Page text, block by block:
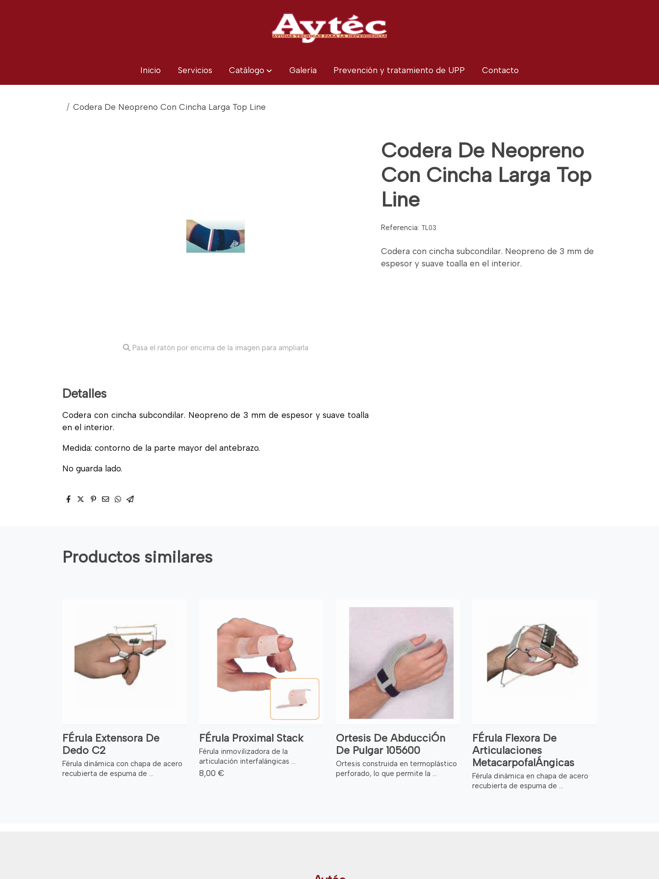
Inicio Servicios Catálogo Galería Prevención y tratamiento de UPP Contacto
Codera De Neopreno Con Cincha Larga Top Line
Pasa el ratón por encima de la imagen para ampliarla
Detalles
Codera con cincha subcondilar. Neopreno de 3 mm de espesor y suave toalla
en el interior.
Medida: contorno de la parte mayor del antebrazo.
No guarda lado.
Codera De Neopreno
Con Cincha Larga Top
Line
Referencia: TL03
Codera con cincha subcondilar. Neopreno de 3 mm de
espesor y suave toalla en el interior.
Productos similares
FÉrula Extensora De
Dedo C2
Férula dinámica con chapa de acero
recubierta de espuma de ...
FÉrula Proximal Stack
Férula inmovilizadora de la
articulación interfalángicas ...
8,00 €
Ortesis De AbducciÓn
De Pulgar 105600
Ortesis construida en termoplástico
perforado, lo que permite la ...
FÉrula Flexora De
Articulaciones
MetacarpofalÁngicas
Férula dinámica en chapa de acero
recubierta de espuma de ...